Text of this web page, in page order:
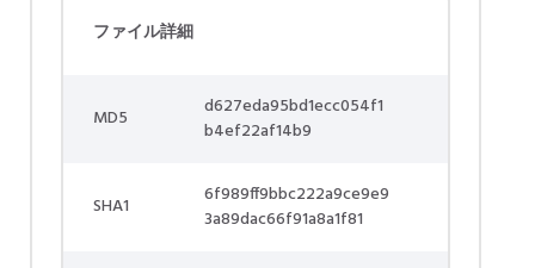
ファイル詳細
MD5
d627eda95bd1ecc054f1
b4ef22af14b9
SHA1
6f989ff9bbc222a9ce9e9
3a89dac66f91a8a1f81